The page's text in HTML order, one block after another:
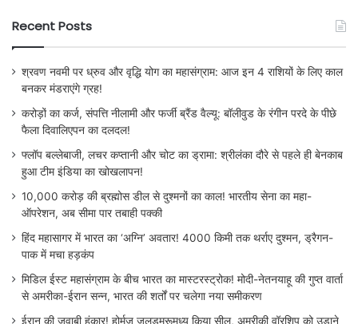
Recent Posts
श्रवण नवमी पर ध्रुव और वृद्धि योग का महासंग्राम: आज इन 4 राशियों के लिए काल
बनकर मंडराएंगे ग्रह!
करोड़ों का कर्ज, संपत्ति नीलामी और फर्जी ब्रैंड वैल्यू: बॉलीवुड के रंगीन परदे के पीछे
फैला दिवालिएपन का दलदल!
फ्लॉप बल्लेबाजी, लचर कप्तानी और चोट का ड्रामा: श्रीलंका दौरे से पहले ही बेनकाब
हुआ टीम इंडिया का खोखलापन!
10,000 करोड़ की ब्रह्मोस डील से दुश्मनों का काल! भारतीय सेना का महा-
ऑपरेशन, अब सीमा पार तबाही पक्की
हिंद महासागर में भारत का ‘अग्नि’ अवतार! 4000 किमी तक थर्राए दुश्मन, ड्रैगन-
पाक में मचा हड़कंप
मिडिल ईस्ट महासंग्राम के बीच भारत का मास्टरस्ट्रोक! मोदी-नेतनयाहू की गुप्त वार्ता
से अमरीका-ईरान सन्न, भारत की शर्तों पर चलेगा नया समीकरण
ईरान की जवाबी हुंकार! होर्मुज जलडमरूमध्य किया सील, अमरीकी वॉरशिप को उड़ाने